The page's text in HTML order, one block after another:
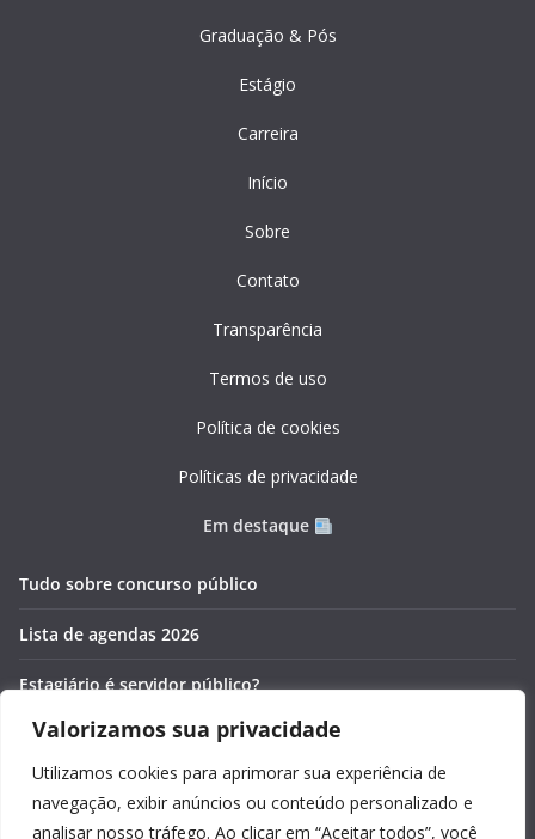
Valorizamos sua privacidade
Utilizamos cookies para aprimorar sua experiência de
navegação, exibir anúncios ou conteúdo personalizado e
analisar nosso tráfego. Ao clicar em “Aceitar todos”, você
Graduação & Pós
Estágio
Carreira
Início
Sobre
Contato
Transparência
Termos de uso
Política de cookies
Políticas de privacidade
Em destaque
Tudo sobre concurso público
Lista de agendas 2026
Estagiário é servidor público?
Pós-graduação gratuita 2026
Cronômetros online e gratuitos